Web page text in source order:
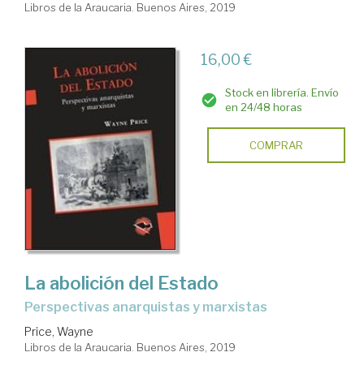
Libros de la Araucaria. Buenos Aires, 2019
16,00 €
Stock en librería. Envío
en 24/48 horas
COMPRAR
La abolición del Estado
perspectivas anarquistas y marxistas
Price, Wayne
Libros de la Araucaria. Buenos Aires, 2019